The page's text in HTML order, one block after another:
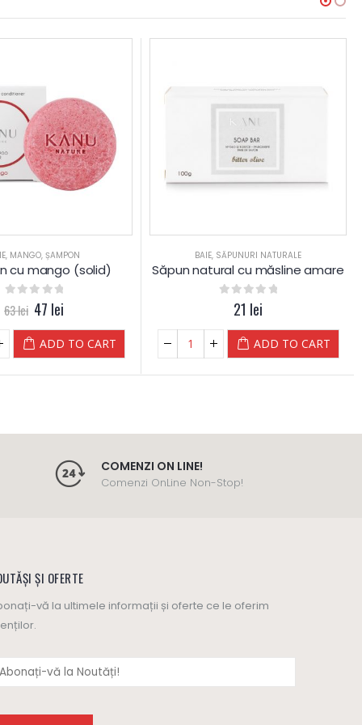
, MANGO, ȘAMPON
cu mango (solid)
out of 5
63lei 47 lei
ADD TO CART
BAIE, SĂPUNURI NATURALE
Săpun natural cu măsline amare
out of 5
21 lei
ADD TO CART
COMENZI ON LINE!
Comenzi OnLine Non-Stop!
ȘI OFERTE
vă la ultimele informații și oferte ce le oferim